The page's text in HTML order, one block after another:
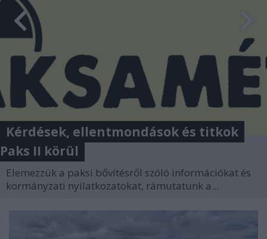
Kérdések, ellentmondások és titkok
Paks II körül
Elemezzük a paksi bővítésről szóló információkat és
kormányzati nyilatkozatokat, rámutatunk a...